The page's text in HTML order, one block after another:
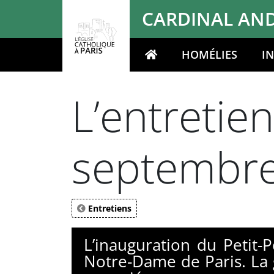
CARDINAL
Votre rechercheHOMÉLIES
Entretiens
L’inauguration du
Notre-Dame de Paris.